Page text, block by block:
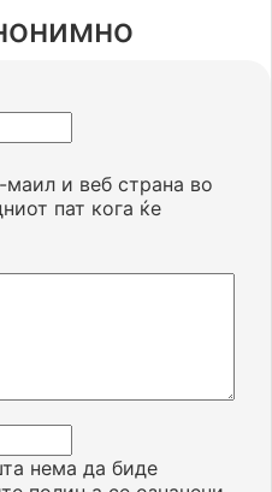
нема да биде
маил и веб страна во
пат кога ќе